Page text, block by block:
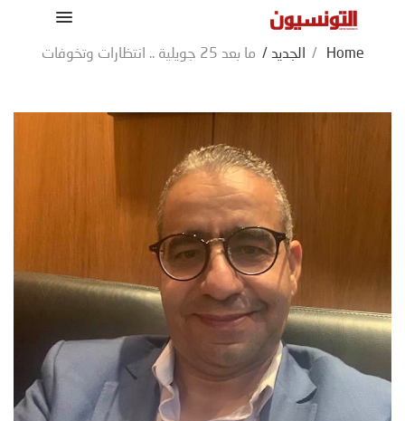
Home
/ الجديد / ما بعد 25 جويلية .. انتظارات وتخوفات